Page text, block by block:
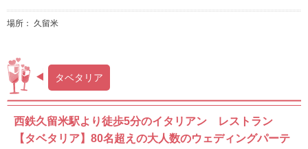
場所： 久留米
タベタリア
西鉄久留米駅より徒歩5分のイタリアン レストラン
【タベタリア】80名超えの大人数のウェディングパーテ